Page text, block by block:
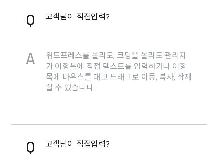
Q 고객님이 직접입력?
A
워드프레스를 몰라도, 코딩을 몰라도 관리자
가 이항목에 직접 텍스트를 입력하거나 이항
목에 마우스를 대고 드래그로 이동, 복사, 삭제
할 수 있습니다.
Q 고객님이 직접입력?